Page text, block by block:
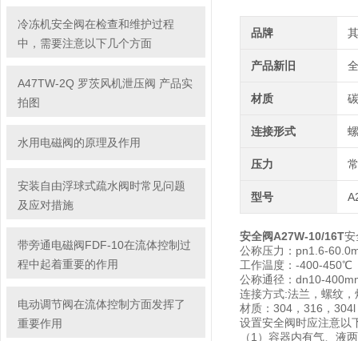
冷冻机安全阀在检查和维护过程
中，需要注意以下几个方面
A47TW-2Q 罗茨风机泄压阀 产品实
拍图
水用电磁阀的原理及作用
安装自由浮球式疏水阀时常见问题
及应对措施
带旁通电磁阀FDF-10在流体控制过
程中起着重要的作用
电动调节阀在流体控制方面发挥了
重要作用
品牌
产品新旧
材质
连接形式
压力
型号
安全阀A27W-10/16T安
公称压力：pn1.6-
工作温度：-400-450℃
公称通径：dn10-
连接方式:法兰，螺纹，
材质：304，316，
设置安全阀时应注意以
（1）容器内有气、液